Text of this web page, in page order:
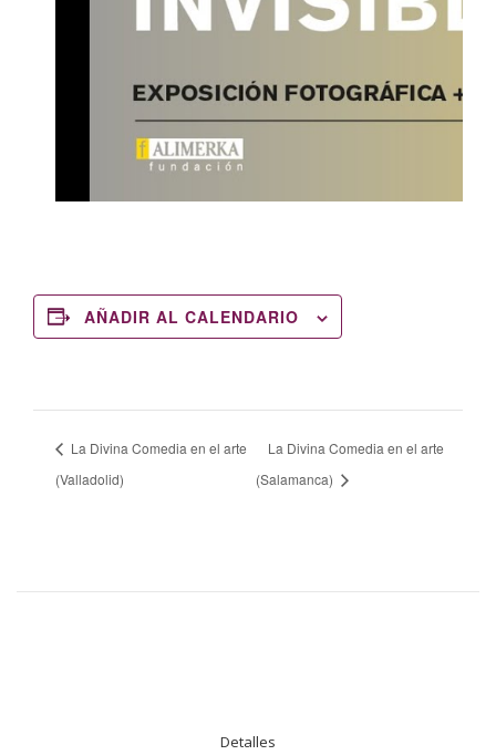
AÑADIR AL CALENDARIO
La Divina Comedia en el arte
(Valladolid)
La Divina Comedia en el arte
(Salamanca)
Detalles